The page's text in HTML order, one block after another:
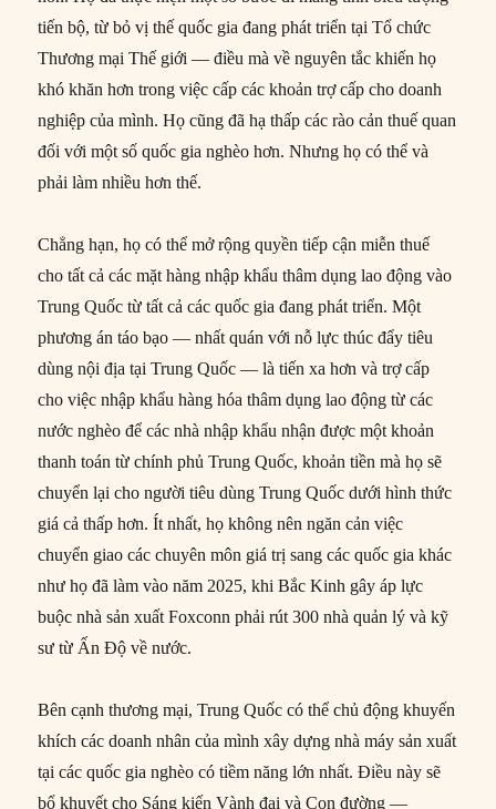
tiến bộ, từ bỏ vị thế quốc gia đang phát triển tại Tổ chức
Thương mại Thế giới — điều mà về nguyên tắc khiến họ
khó khăn hơn trong việc cấp các khoản trợ cấp cho doanh
nghiệp của mình. Họ cũng đã hạ thấp các rào cản thuế quan
đối với một số quốc gia nghèo hơn. Nhưng họ có thể và
phải làm nhiều hơn thế.
Chẳng hạn, họ có thể mở rộng quyền tiếp cận miễn thuế
cho tất cả các mặt hàng nhập khẩu thâm dụng lao động vào
Trung Quốc từ tất cả các quốc gia đang phát triển. Một
phương án táo bạo — nhất quán với nỗ lực thúc đẩy tiêu
dùng nội địa tại Trung Quốc — là tiến xa hơn và trợ cấp
cho việc nhập khẩu hàng hóa thâm dụng lao động từ các
nước nghèo để các nhà nhập khẩu nhận được một khoản
thanh toán từ chính phủ Trung Quốc, khoản tiền mà họ sẽ
chuyển lại cho người tiêu dùng Trung Quốc dưới hình thức
giá cả thấp hơn. Ít nhất, họ không nên ngăn cản việc
chuyển giao các chuyên môn giá trị sang các quốc gia khác
như họ đã làm vào năm 2025, khi Bắc Kinh gây áp lực
buộc nhà sản xuất Foxconn phải rút 300 nhà quản lý và kỹ
sư từ Ấn Độ về nước.
Bên cạnh thương mại, Trung Quốc có thể chủ động khuyến
khích các doanh nhân của mình xây dựng nhà máy sản xuất
tại các quốc gia nghèo có tiềm năng lớn nhất. Điều này sẽ
bổ khuyết cho Sáng kiến Vành đai và Con đường —